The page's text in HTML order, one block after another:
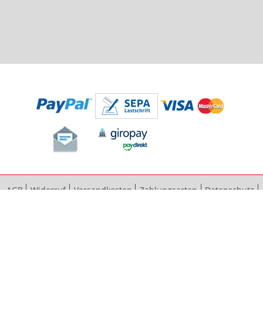
AGB Widerruf Versandkosten Zahlungsarten
Datenschutz